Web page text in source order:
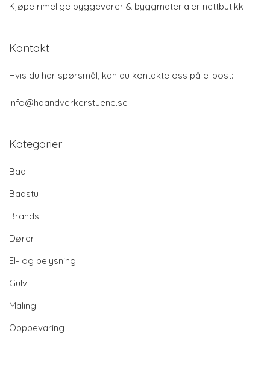
Kjøpe rimelige byggevarer & byggmaterialer nettbutikk
Kontakt
Hvis du har spørsmål, kan du kontakte oss på e-post:
info@haandverkerstuene.se
Kategorier
Bad
Badstu
Brands
Dører
El- og belysning
Gulv
Maling
Oppbevaring